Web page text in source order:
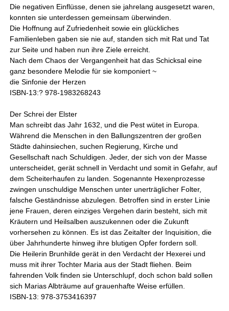
Die negativen Einflüsse, denen sie jahrelang ausgesetzt waren,
konnten sie unterdessen gemeinsam überwinden.
Die Hoffnung auf Zufriedenheit sowie ein glückliches
Familienleben gaben sie nie auf, standen sich mit Rat und Tat
zur Seite und haben nun ihre Ziele erreicht.
Nach dem Chaos der Vergangenheit hat das Schicksal eine
ganz besondere Melodie für sie komponiert ~
die Sinfonie der Herzen
ISBN-13:? 978-1983268243
Der Schrei der Elster
Man schreibt das Jahr 1632, und die Pest wütet in Europa.
Während die Menschen in den Ballungszentren der großen
Städte dahinsiechen, suchen Regierung, Kirche und
Gesellschaft nach Schuldigen. Jeder, der sich von der Masse
unterscheidet, gerät schnell in Verdacht und somit in Gefahr, auf
dem Scheiterhaufen zu landen. Sogenannte Hexenprozesse
zwingen unschuldige Menschen unter unerträglicher Folter,
falsche Geständnisse abzulegen. Betroffen sind in erster Linie
jene Frauen, deren einziges Vergehen darin besteht, sich mit
Kräutern und Heilsalben auszukennen oder die Zukunft
vorhersehen zu können. Es ist das Zeitalter der Inquisition, die
über Jahrhunderte hinweg ihre blutigen Opfer fordern soll.
Die Heilerin Brunhilde gerät in den Verdacht der Hexerei und
muss mit ihrer Tochter Maria aus der Stadt fliehen. Beim
fahrenden Volk finden sie Unterschlupf, doch schon bald sollen
sich Marias Albträume auf grauenhafte Weise erfüllen.
ISBN-13: 978-3753416397